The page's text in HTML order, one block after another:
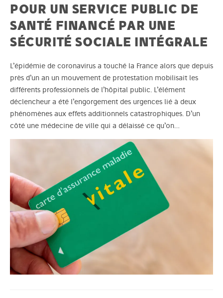
POUR UN SERVICE PUBLIC DE
SANTÉ FINANCÉ PAR UNE
SÉCURITÉ SOCIALE INTÉGRALE
L’épidémie de coronavirus a touché la France alors que depuis
près d’un an un mouvement de protestation mobilisait les
différents professionnels de l’hôpital public. L’élément
déclencheur a été l’engorgement des urgences lié à deux
phénomènes aux effets additionnels catastrophiques. D’un
côté une médecine de ville qui a délaissé ce qu’on…